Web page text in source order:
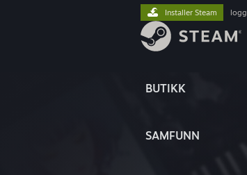
BUTIKK
SAMFUNN
Installer Steam